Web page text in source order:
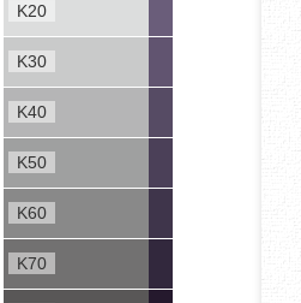
K20
K30
K40
K50
K60
K70